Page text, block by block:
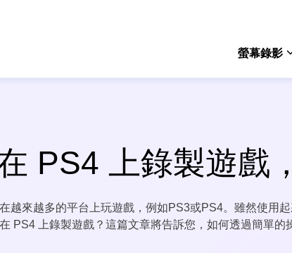
螢幕錄影
PS4 上錄製遊戲
越來越多的平台上玩遊戲，例如PS3或PS4。雖然使用
PS4 上錄製遊戲？這篇文章將告訴您，如何透過簡單的